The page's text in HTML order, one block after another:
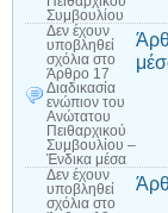
Συμβουλίου
Δεν έχουν
υποβληθεί
σχόλια στο
Άρθρο 17
Διαδικασία
ενώπιον του
Ανώτατου
Πειθαρχικού
Συμβουλίου –
Ένδικα μέσα
Δεν έχουν
υποβληθεί
σχόλια στο